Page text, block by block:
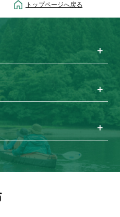
トップページへ戻る